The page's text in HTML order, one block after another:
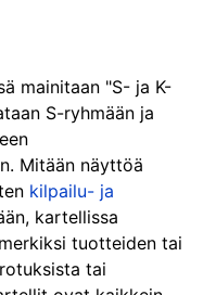
mainitaan "S- ja K-
S-ryhmään ja
Mitään näyttöä
kilpailu- ja
kartellissa
tuotteiden tai
tai